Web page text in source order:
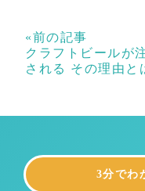
«前の記事
クラフトビールが
される その理由と
3分でわ